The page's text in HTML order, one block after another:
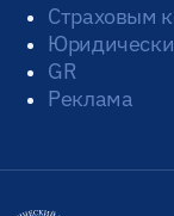
Страховым
GR
Реклама